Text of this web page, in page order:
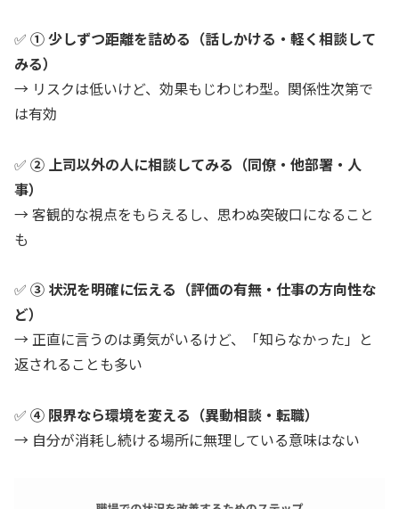
✅ ① 少しずつ距離を詰める（話しかける・軽く相談して
みる）
→ リスクは低いけど、効果もじわじわ型。関係性次第で
は有効
✅ ② 上司以外の人に相談してみる（同僚・他部署・人
事）
→ 客観的な視点をもらえるし、思わぬ突破口になること
も
✅ ③ 状況を明確に伝える（評価の有無・仕事の方向性な
ど）
→ 正直に言うのは勇気がいるけど、「知らなかった」と
返されることも多い
✅ ④ 限界なら環境を変える（異動相談・転職）
→ 自分が消耗し続ける場所に無理している意味はない